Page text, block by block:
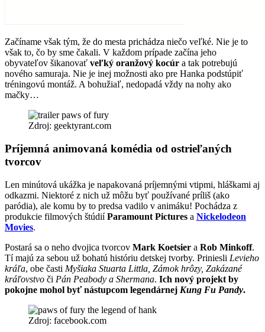
Začíname však tým, že do mesta prichádza niečo veľké. Nie je to
však to, čo by sme čakali. V každom prípade začína jeho
obyvateľov šikanovať veľký oranžový kocúr a tak potrebujú
nového samuraja. Nie je inej možnosti ako pre Hanka podstúpiť
tréningovú montáž. A bohužiaľ, nedopadá vždy na nohy ako
mačky…
Zdroj: geektyrant.com
Príjemná animovaná komédia od ostrieľaných
tvorcov
Len minútová ukážka je napakovaná príjemnými vtipmi, hláškami aj
odkazmi. Niektoré z nich už môžu byť používané príliš (ako
paródia), ale komu by to predsa vadilo v animáku! Pochádza z
produkcie filmových štúdiíParamount Pictures a Nickelodeon
Movies.
Postará sa o neho dvojica tvorcov Mark Koetsier a Rob Minkoff.
Tí majú za sebou už bohatú históriu detskej tvorby. Priniesli Levieho
kráľa, obe časti Myšiaka Stuarta Littla, Zámok hrôzy, Zakázané
kráľovstvo či Pán Peabody a Shermana. Ich nový projekt by
pokojne mohol byť nástupcom legendárnej Kung Fu Pandy.
Zdroj: facebook.com